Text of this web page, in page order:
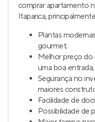
comprar apartamento
Itaparica,
Plantas
gourmet;
Melhor preço do
uma boa entrada;
Segurança no
maiores
Facilidade de
Possibilidade de